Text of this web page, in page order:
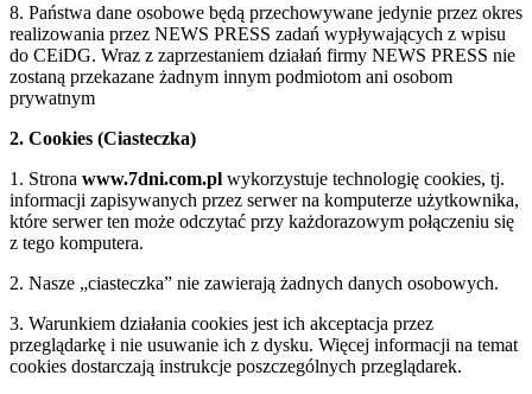
8. Państwa dane osobowe będą przechowywane jedynie przez okres
realizowania przez NEWS PRESS zadań wypływających z wpisu
do CEiDG. Wraz z zaprzestaniem działań firmy NEWS PRESS nie
zostaną przekazane żadnym innym podmiotom ani osobom
prywatnym
2. Cookies (Ciasteczka)
1. Strona www.7dni.com.pl wykorzystuje technologię cookies, tj.
informacji zapisywanych przez serwer na komputerze użytkownika,
które serwer ten może odczytać przy każdorazowym połączeniu się
z tego komputera.
2. Nasze „ciasteczka” nie zawierają żadnych danych osobowych.
3. Warunkiem działania cookies jest ich akceptacja przez
przeglądarkę i nie usuwanie ich z dysku. Więcej informacji na temat
cookies dostarczają instrukcje poszczególnych przeglądarek.